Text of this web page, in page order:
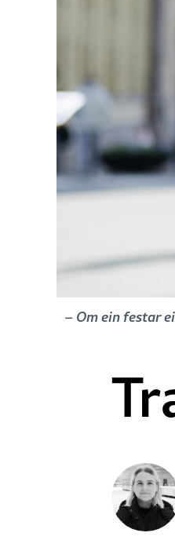
– Om ein festar